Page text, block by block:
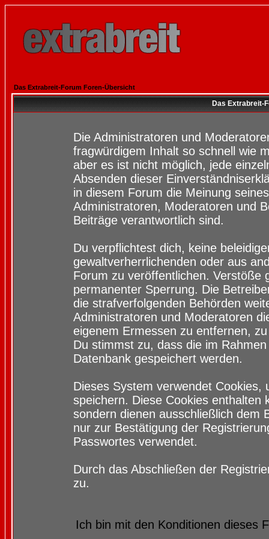
Das Extrabreit-Forum Foren-Übersicht
Das Extrabreit-
Die Administratoren und
fragwürdigem Inhalt so schnell wie
aber es ist nicht möglich, jede
Absenden dieser
in diesem Forum die Meinung
Administratoren, Moderatoren und
Beiträge verantwortlich sind.
Du verpflichtest dich, keine
gewaltverherrlichenden oder aus
Forum zu veröffentlichen. Verstöße
permanenter Sperrung. Die
die strafverfolgenden Behörden
Administratoren und Moderatoren
eigenem Ermessen zu entfernen,
Du stimmst zu, dass die im
Datenbank gespeichert werden.
Dieses System verwendet
speichern. Diese Cookies enthalten
sondern dienen ausschließlich dem
nur zur Bestätigung der
Passwortes verwendet.
Durch das Abschließen der
zu.
Ich bin mit den Konditionen dieses